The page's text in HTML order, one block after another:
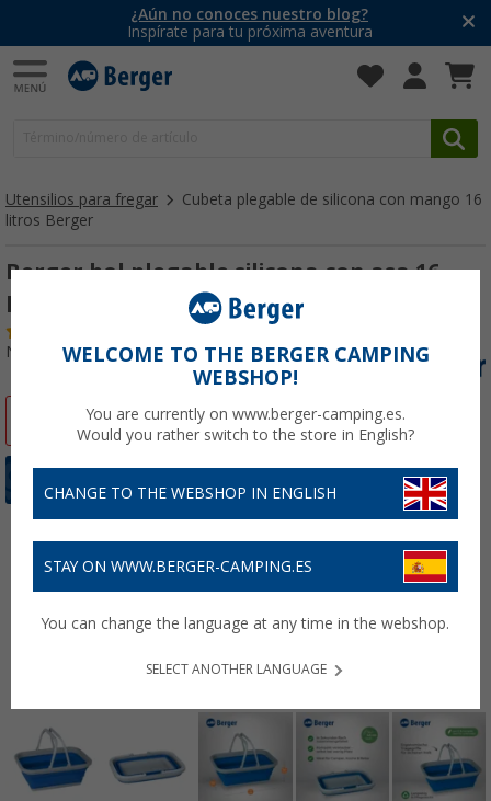
¿Aún no conoces nuestro blog?
Inspírate para tu próxima aventura
Utensilios para fregar
Cubeta plegable de silicona con mango 16
litros Berger
Berger bol plegable silicona con asa 16
litros nuevo
Nº de artículo 607944
WELCOME TO THE BERGER CAMPING
WEBSHOP!
You are currently on www.berger-camping.es.
Would you rather switch to the store in English?
CHANGE TO THE WEBSHOP IN ENGLISH
STAY ON WWW.BERGER-CAMPING.ES
You can change the language at any time in the webshop.
SELECT ANOTHER LANGUAGE